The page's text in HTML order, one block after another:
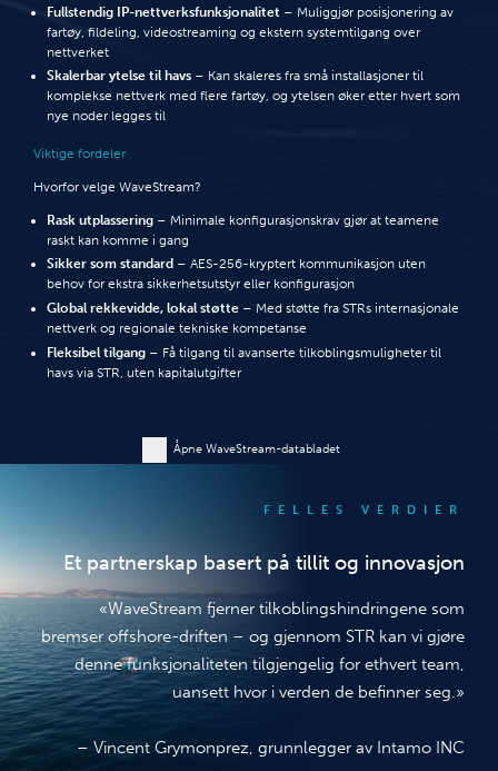
Fullstendig IP-nettverksfunksjonalitet – Muliggjør posisjonering av
fartøy, fildeling, videostreaming og ekstern systemtilgang over
nettverket
Skalerbar ytelse til havs – Kan skaleres fra små installasjoner til
komplekse nettverk med flere fartøy, og ytelsen øker etter hvert som
nye noder legges til
Viktige fordeler
Hvorfor velge WaveStream?
Rask utplassering – Minimale konfigurasjonskrav gjør at teamene
raskt kan komme i gang
Sikker som standard – AES-256-kryptert kommunikasjon uten
behov for ekstra sikkerhetsutstyr eller konfigurasjon
Global rekkevidde, lokal støtte – Med støtte fra STRs internasjonale
nettverk og regionale tekniske kompetanse
Fleksibel tilgang – Få tilgang til avanserte tilkoblingsmuligheter til
havs via STR, uten kapitalutgifter
Åpne WaveStream-databladet
FELLES VERDIER
Et partnerskap basert på tillit og innovasjon
«WaveStream fjerner tilkoblingshindringene som
bremser offshore-driften – og gjennom STR kan vi gjøre
denne funksjonaliteten tilgjengelig for ethvert team,
uansett hvor i verden de befinner seg.»
– Vincent Grymonprez, grunnlegger av Intamo INC